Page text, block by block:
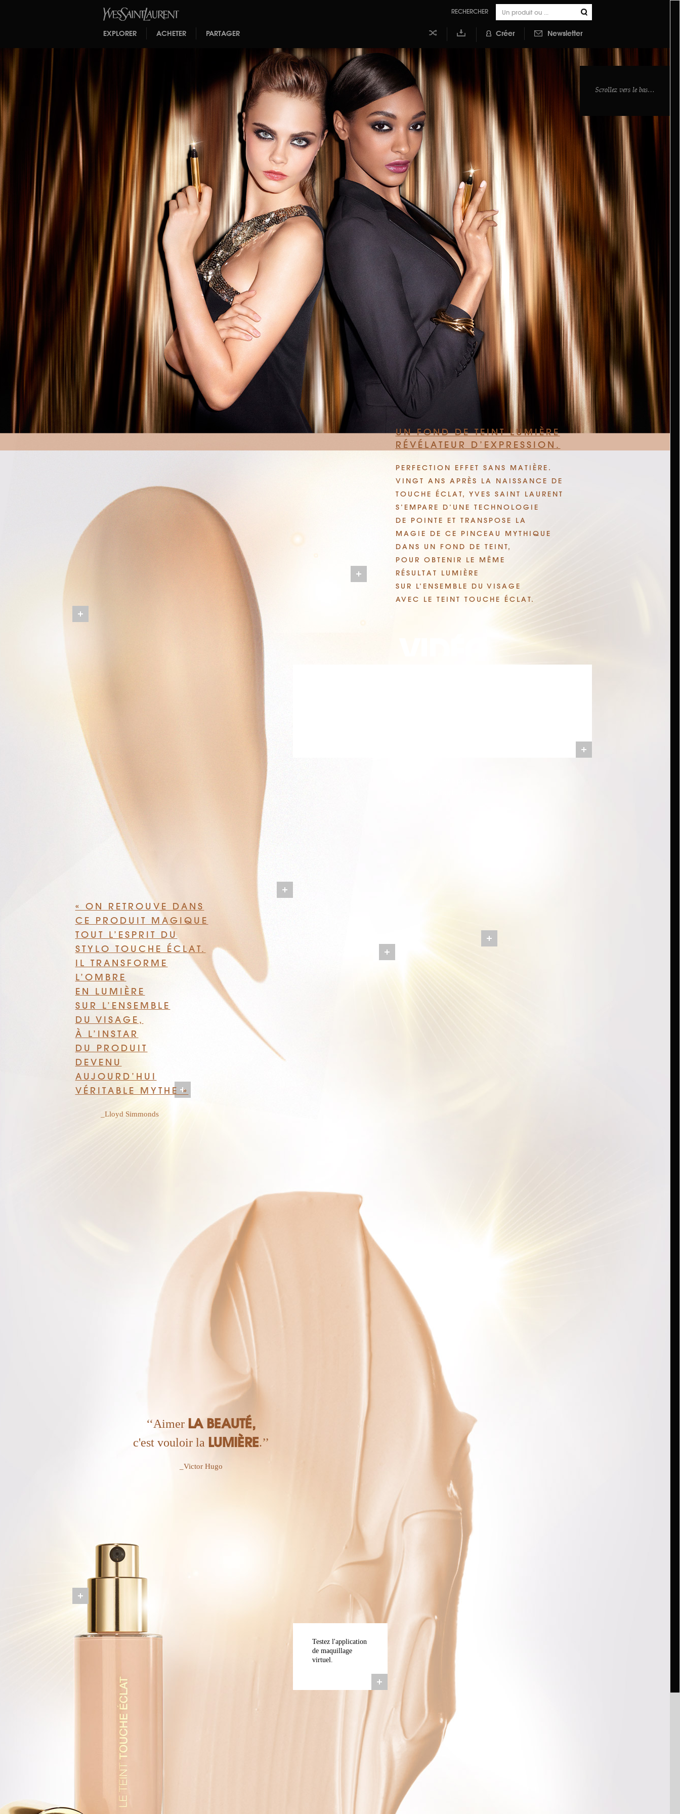
RECHERCHER
EXPLORER ACHETER PARTAGER
faire le
hasard
Créer Newsletter
« ON RETROUVE DANS
CE PRODUIT MAGIQUE
TOUT L’ESPRIT DU
STYLO TOUCHE ÉCLAT.
IL TRANSFORME
L’OMBRE
EN LUMIÈRE
SUR L’ENSEMBLE
DU VISAGE,
À L’INSTAR
DU PRODUIT
DEVENU
AUJOURD’HUI
VÉRITABLE MYTHE »
_Lloyd Simmonds
UN FOND DE TEINT LUMIÈRE
RÉVÉLATEUR D’EXPRESSION.
PERFECTION EFFET SANS MATIÈRE.
VINGT ANS APRÈS LA NAISSANCE DE
TOUCHE ÉCLAT, YVES SAINT LAURENT
S’EMPARE D’UNE TECHNOLOGIE
DE POINTE ET TRANSPOSE LA
MAGIE DE CE PINCEAU MYTHIQUE
DANS UN FOND DE TEINT,
POUR OBTENIR LE MÊME
RÉSULTAT LUMIÈRE
SUR L’ENSEMBLE DU VISAGE
AVEC LE TEINT TOUCHE ÉCLAT.
Testez l'application
de maquillage
virtuel.
‘‘Aimer LA BEAUTÉ,
c'est vouloir la LUMIÈRE.’’
_Victor Hugo